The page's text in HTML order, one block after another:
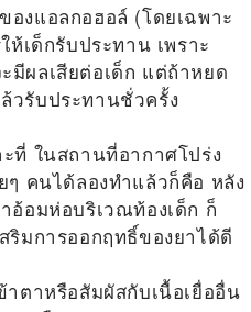
งแอลกอฮอล์ (โดยเฉพาะ
ห้เด็กรับประทาน เพราะ
ผลเสียต่อเด็ก แต่ถ้าหยด
วรับประทานชั่วครั้ง
ที่ ในสถานที่อากาศโปร่ง
ๆ คนได้ลองทำแล้วก็คือ หลัง
อ้อมห่อบริเวณท้องเด็ก ก็
ริมการออกฤทธิ์ของยาได้ดี
าตาหรือสัมผัสกับเนื้อเยื่ออื่น